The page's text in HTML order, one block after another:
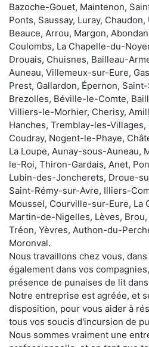
Bazoche-Gouet, Maintenon,
Ponts, Saussay, Luray,
Beauce, Arrou, Margon,
Coulombs, La Chapelle-du-
Drouais, Chuisnes, Bailleau-
Auneau, Villemeux-sur-Eure,
Prest, Gallardon, Épernon,
Brezolles, Béville-le-Comte,
Villiers-le-Morhier, Cherisy,
Hanches, Tremblay-les-
Coudray, Nogent-le-Phaye,
La Loupe, Aunay-sous-Auneau,
le-Roi, Thiron-Gardais, Anet,
Lubin-des-Joncherets, Droue-
Saint-Rémy-sur-Avre, Illiers-
Moussel, Courville-sur-Eure, La
Martin-de-Nigelles, Lèves,
Tréon, Yèvres, Authon-du-
Moronval.
Nous travaillons chez vous,
également dans vos
présence de punaises de lit
Notre entreprise est agréée, et
disposition, pour vous aider à
tous vos soucis d'incursion de
Nous sommes vraiment une